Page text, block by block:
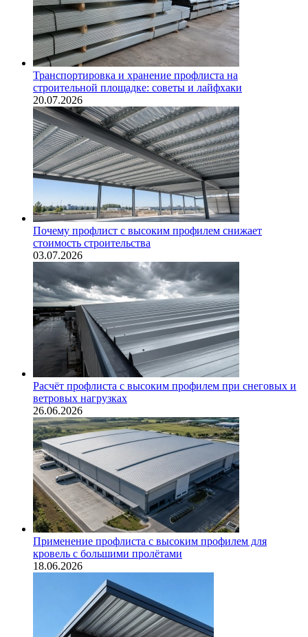
Транспортировка и хранение профлиста на
строительной площадке: советы и лайфхаки
20.07.2026
Почему профлист с высоким профилем снижает
стоимость строительства
03.07.2026
Расчёт профлиста с высоким профилем при снеговых и
ветровых нагрузках
26.06.2026
Применение профлиста с высоким профилем для
кровель с большими пролётами
18.06.2026